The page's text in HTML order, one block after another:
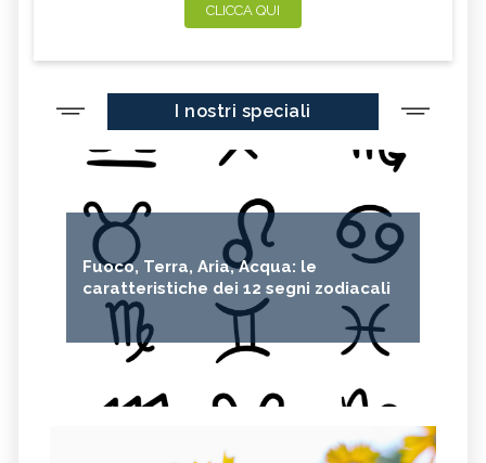
CLICCA QUI
I nostri speciali
Fuoco, Terra, Aria, Acqua: le
caratteristiche dei 12 segni zodiacali